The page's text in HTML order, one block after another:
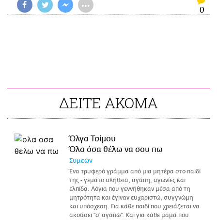
•••
0
ΔΕΙΤΕ ΑΚΟΜΑ
Όλγα Τσίμου
Όλα όσα θέλω να σου πω
Συμεών
Ένα τρυφερό γράμμα από μια μητέρα στο παιδί
της - γεμάτο αλήθεια, αγάπη, αγωνίες και
ελπίδα. Λόγια που γεννήθηκαν μέσα από τη
μητρότητα και έγιναν ευχαριστώ, συγγνώμη
και υπόσχεση. Για κάθε παιδί που χρειάζεται να
ακούσει ''σ' αγαπώ''. Και για κάθε μαμά που